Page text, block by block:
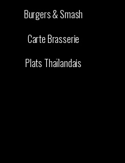
Burgers & Smash
Carte Brasserie
Plats Thaïlandais